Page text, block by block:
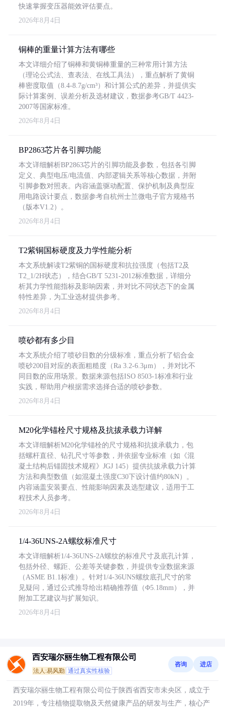
快速掌握变压器能效评估要点。
2026年8月4日
铜棒的重量计算方法有哪些
本文详细介绍了铜棒和黄铜棒重量的三种常用计算方法
（理论公式法、查表法、在线工具法），重点解析了黄铜
棒密度取值（8.4-8.7g/cm³）和计算公式的差异，并提供实
际计算案例、误差分析及选材建议，数据参考GB/T 4423-
2007等国家标准。
2026年8月4日
BP2863芯片各引脚功能
本文详细解析BP2863芯片的引脚功能及参数，包括各引脚
定义、典型电压/电流值、内部逻辑关系等核心数据，并附
引脚参数对照表。内容涵盖驱动配置、保护机制及典型应
用电路设计要点，数据参考自杭州士兰微电子官方规格书
（版本V1.2）。
2026年8月4日
T2紫铜国标硬度及力学性能分析
本文系统解读T2紫铜的国标硬度和抗拉强度（包括T2及
T2_1/2H状态），结合GB/T 5231-2012标准数据，详细分
析其力学性能指标及影响因素，并对比不同状态下的金属
特性差异，为工业选材提供参考。
2026年8月4日
喷砂都有多少目
本文系统介绍了喷砂目数的分级标准，重点分析了铝合金
喷砂200目对应的表面粗糙度（Ra 3.2-6.3μm），并对比不
同目数的应用场景。数据来源包括ISO 8503-1标准和行业
实践，帮助用户根据需求选择合适的喷砂参数。
2026年8月4日
M20化学锚栓尺寸规格及抗拔承载力详解
本文详细解析M20化学锚栓的尺寸规格和抗拔承载力，包
括螺杆直径、钻孔尺寸等参数，并依据专业标准（如《混
凝土结构后锚固技术规程》JGJ 145）提供抗拔承载力计算
方法和典型数值（如混凝土强度C30下设计值约80kN）。
内容涵盖安装要点、性能影响因素及选型建议，适用于工
程技术人员参考。
2026年8月4日
1/4-36UNS-2A螺纹标准尺寸
本文详细解析1/4-36UNS-2A螺纹的标准尺寸及底孔计算，
包括外径、螺距、公差等关键参数，并提供专业数据来源
（ASME B1.1标准）。针对1/4-36UNS螺纹底孔尺寸的常
见疑问，通过公式推导给出精确推荐值（Φ5.18mm），并
附加工艺建议与扩展知识。
2026年8月4日
西安瑞尔丽生物工程有限公司
法人:易风勤 通过真实性核验
咨询 进店
西安瑞尔丽生物工程有限公司位于陕西省西安市未央区，成立于
2019年，专注植物提取物及天然健康产品的研发与生产，核心产